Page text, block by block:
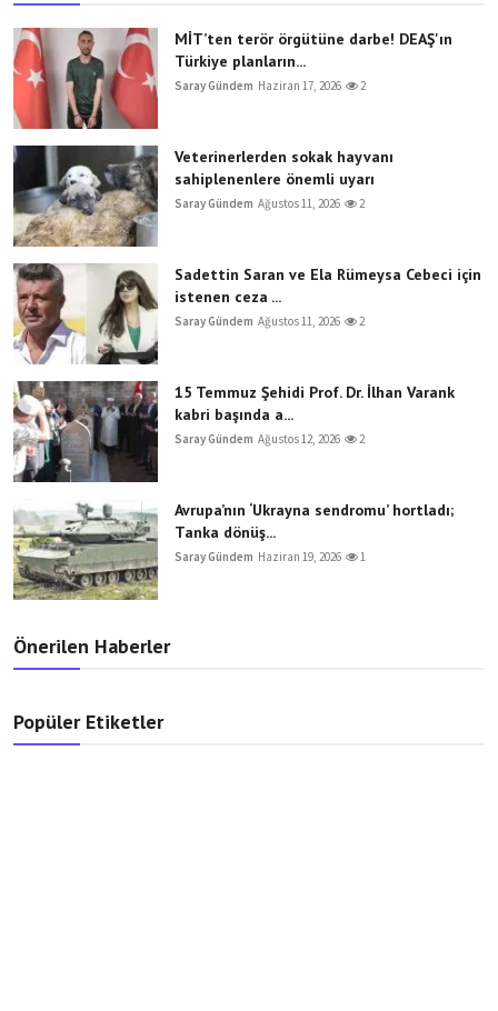
MİT’ten terör örgütüne darbe! DEAŞ'ın
Türkiye planların...
Saray Gündem Haziran 17, 2026 2
Veterinerlerden sokak hayvanı
sahiplenenlere önemli uyarı
Saray Gündem Ağustos 11, 2026 2
Sadettin Saran ve Ela Rümeysa Cebeci için
istenen ceza ...
Saray Gündem Ağustos 11, 2026 2
15 Temmuz Şehidi Prof. Dr. İlhan Varank
kabri başında a...
Saray Gündem Ağustos 12, 2026 2
Avrupa’nın ‘Ukrayna sendromu’ hortladı;
Tanka dönüş...
Saray Gündem Haziran 19, 2026 1
Önerilen Haberler
Popüler Etiketler